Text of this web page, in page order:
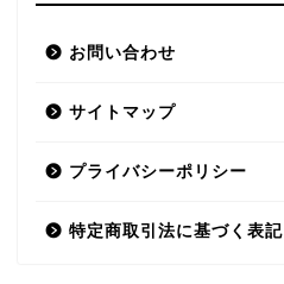
お問い合わせ
サイトマップ
プライバシーポリシー
特定商取引法に基づく表記